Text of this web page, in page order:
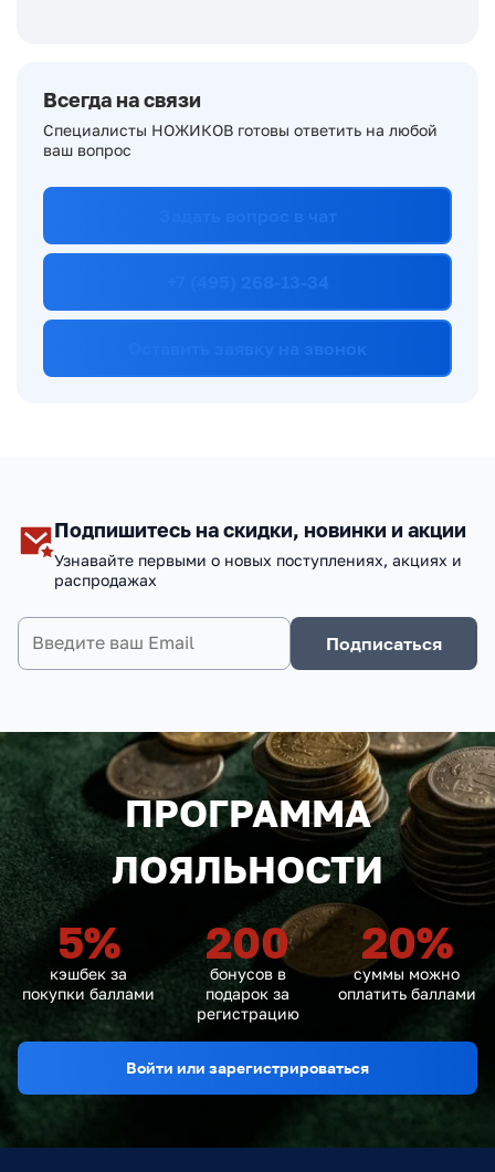
Всегда на связи
Специалисты НОЖИКОВ готовы ответить на любой
ваш вопрос
Подпишитесь на скидки, новинки и акции
Узнавайте первыми о новых поступлениях, акциях и
распродажах
Подписаться
ПРОГРАММА
ЛОЯЛЬНОСТИ
5%
кэшбек за
покупки баллами
200
бонусов в
подарок за
регистрацию
20%
суммы можно
оплатить баллами
Войти или зарегистрироваться